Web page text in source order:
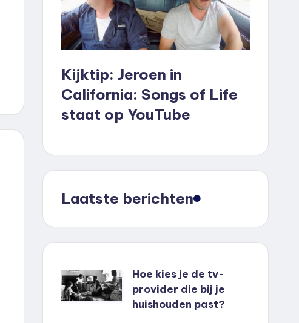
Kijktip: Jeroen in
California: Songs of Life
staat op YouTube
Laatste berichten
Hoe kies je de tv-
provider die bij je
huishouden past?